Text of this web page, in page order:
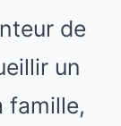
de
un
famille,